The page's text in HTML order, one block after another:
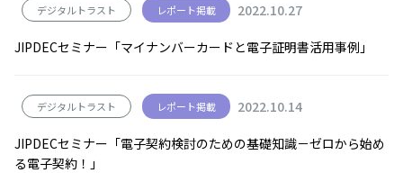
デジタルトラスト レポート掲載 2022.10.27
JIPDECセミナー「マイナンバーカードと電子証明書活用事例」
デジタルトラスト レポート掲載 2022.10.14
JIPDECセミナー「電子契約検討のための基礎知識－ゼロから始め
る電子契約！」